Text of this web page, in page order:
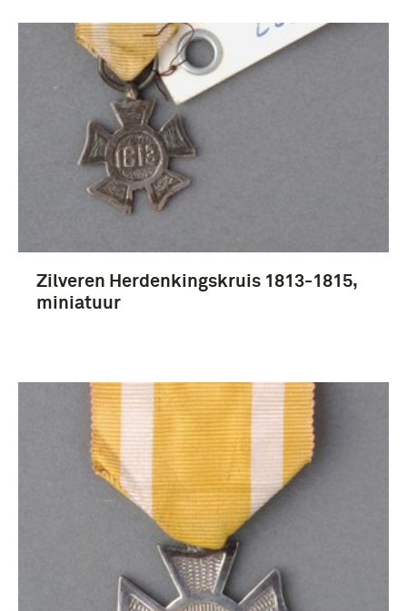
Fotografisch materiaal (17)
Documenten (15)
Prenten en Tekeningen (12)
boek (8)
Meer
Indonesische onafhankelijkheidsstrijd (1945-
1949) (7)
mobilisatie (1914-1918) (3)
Meidagen 1940 (3)
Politionele Acties (1947-1949) (3)
Zilveren Herdenkingskruis 1813-1815,
miniatuur